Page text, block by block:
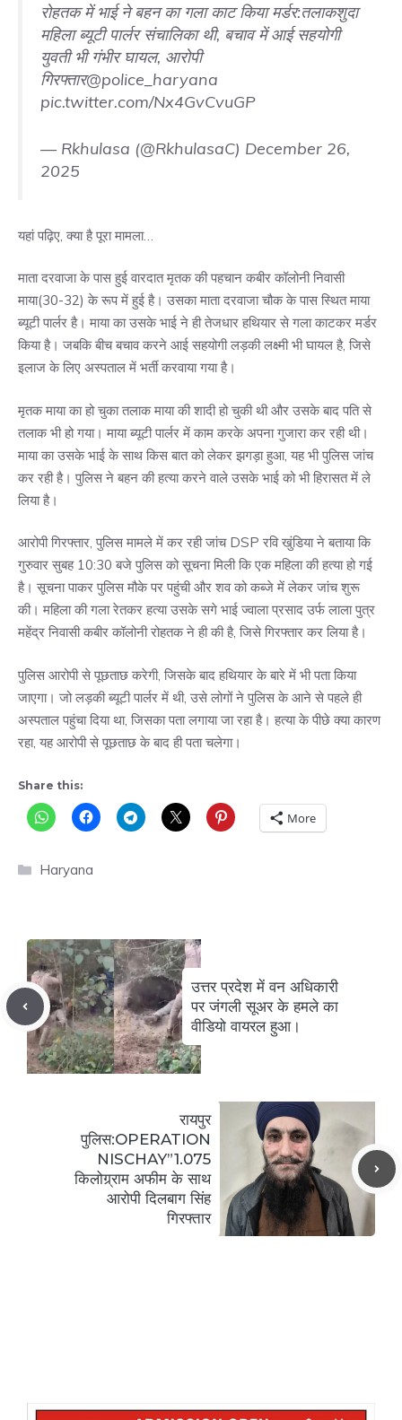
रोहतक में भाई ने बहन का गला काट किया मर्डर:तलाकशुदा
महिला ब्यूटी पार्लर संचालिका थी, बचाव में आई सहयोगी
युवती भी गंभीर घायल, आरोपी
गिरफ्तार@police_haryana
pic.twitter.com/Nx4GvCvuGP
— Rkhulasa (@RkhulasaC) December 26,
2025
यहां पढ़िए, क्या है पूरा मामला…
माता दरवाजा के पास हुई वारदात मृतक की पहचान कबीर कॉलोनी निवासी
माया(30-32) के रूप में हुई है। उसका माता दरवाजा चौक के पास स्थित माया
ब्यूटी पार्लर है। माया का उसके भाई ने ही तेजधार हथियार से गला काटकर मर्डर
किया है। जबकि बीच बचाव करने आई सहयोगी लड़की लक्ष्मी भी घायल है, जिसे
इलाज के लिए अस्पताल में भर्ती करवाया गया है।
मृतक माया का हो चुका तलाक माया की शादी हो चुकी थी और उसके बाद पति से
तलाक भी हो गया। माया ब्यूटी पार्लर में काम करके अपना गुजारा कर रही थी।
माया का उसके भाई के साथ किस बात को लेकर झगड़ा हुआ, यह भी पुलिस जांच
कर रही है। पुलिस ने बहन की हत्या करने वाले उसके भाई को भी हिरासत में ले
लिया है।
आरोपी गिरफ्तार, पुलिस मामले में कर रही जांच DSP रवि खुंडिया ने बताया कि
गुरुवार सुबह 10:30 बजे पुलिस को सूचना मिली कि एक महिला की हत्या हो गई
है। सूचना पाकर पुलिस मौके पर पहुंची और शव को कब्जे में लेकर जांच शुरू
की। महिला की गला रेतकर हत्या उसके सगे भाई ज्वाला प्रसाद उर्फ लाला पुत्र
महेंद्र निवासी कबीर कॉलोनी रोहतक ने ही की है, जिसे गिरफ्तार कर लिया है।
पुलिस आरोपी से पूछताछ करेगी, जिसके बाद हथियार के बारे में भी पता किया
जाएगा। जो लड़की ब्यूटी पार्लर में थी, उसे लोगों ने पुलिस के आने से पहले ही
अस्पताल पहुंचा दिया था, जिसका पता लगाया जा रहा है। हत्या के पीछे क्या कारण
रहा, यह आरोपी से पूछताछ के बाद ही पता चलेगा।
Share this:
More
Categories
Haryana
उत्तर प्रदेश में वन अधिकारी
पर जंगली सूअर के हमले का
वीडियो वायरल हुआ।
रायपुर
पुलिस:OPERATION
NISCHAY”1.075
किलोग्र्राम अफीम के साथ
आरोपी दिलबाग सिंह
गिरफ्तार